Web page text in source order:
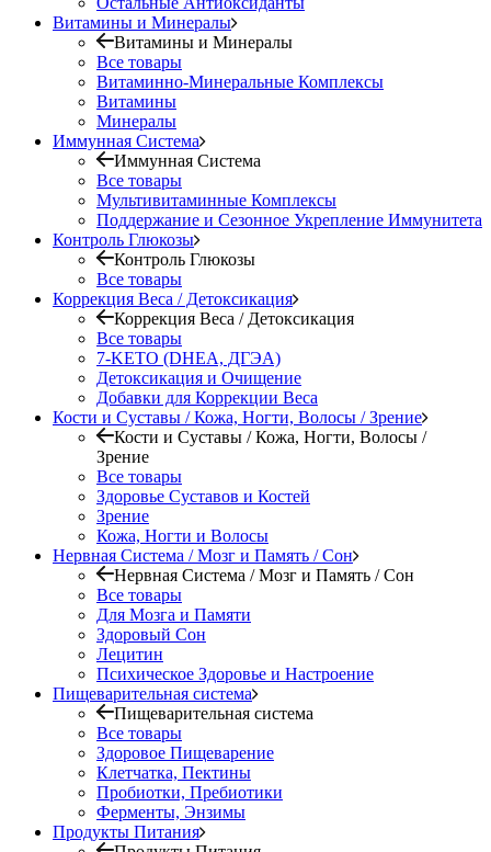
Витамины и Минералы
Витамины и Минералы
Все товары
Витаминно-Минеральные Комплексы
Витамины
Минералы
Иммунная Система
Иммунная Система
Все товары
Мультивитаминные Комплексы
Поддержание и Сезонное Укрепление Иммунитета
Контроль Глюкозы
Контроль Глюкозы
Все товары
Коррекция Веса / Детоксикация
Коррекция Веса / Детоксикация
Все товары
7-KETO (DHEA, ДГЭА)
Детоксикация и Очищение
Добавки для Коррекции Веса
Кости и Суставы / Кожа, Ногти, Волосы / Зрение
Кости и Суставы / Кожа, Ногти, Волосы /
Зрение
Все товары
Здоровье Суставов и Костей
Зрение
Кожа, Ногти и Волосы
Нервная Система / Мозг и Память / Сон
Нервная Система / Мозг и Память / Сон
Все товары
Для Мозга и Памяти
Здоровый Сон
Лецитин
Психическое Здоровье и Настроение
Пищеварительная система
Пищеварительная система
Все товары
Здоровое Пищеварение
Клетчатка, Пектины
Пробиотки, Пребиотики
Ферменты, Энзимы
Продукты Питания